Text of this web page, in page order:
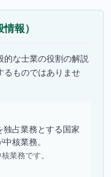
報）
的な士業の役割の解説
るものではありませ
占業務とする国家
核業務。
業務です。